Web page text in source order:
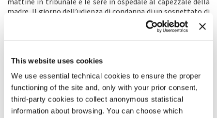
This website uses cookies
We use essential technical cookies to ensure the proper
functioning of the site and, only with your prior consent,
third-party cookies to collect anonymous statistical
information about browsing. You can choose which
madre. Il giorno dell’udienza di condanna di un sospettato di
omicidio che sta difendendo, Canan deve fare una scelta
morale che influenzerà le vite di sua madre, del giudice e
COMMENTO DEL REGISTA
Nutro un profondo interesse per i concetti di crimine-
giustizia-moralità dai tempi in cui ero uno studente di legge.
Con il mio secondo film ho deciso di indagare questi temi.
Tereddüt Çizgisiè un film che si svolge in meno di